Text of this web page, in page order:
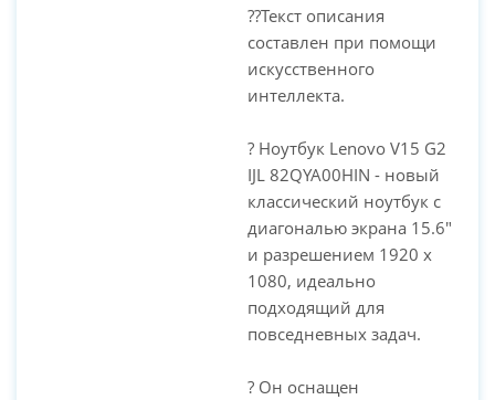
??Текст описания
составлен при помощи
искусственного
интеллекта.
? Ноутбук Lenovo V15 G2
IJL 82QYA00HIN - новый
классический ноутбук с
диагональю экрана 15.6"
и разрешением 1920 x
1080, идеально
подходящий для
повседневных задач.
? Он оснащен